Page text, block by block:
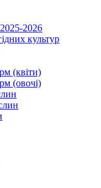
2026
культур
(квіти)
(овочі)